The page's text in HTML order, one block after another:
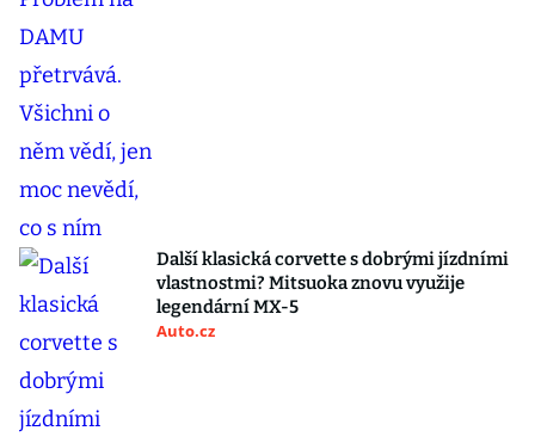
Další klasická corvette s dobrými jízdními
vlastnostmi? Mitsuoka znovu využije
legendární MX-5
Auto.cz